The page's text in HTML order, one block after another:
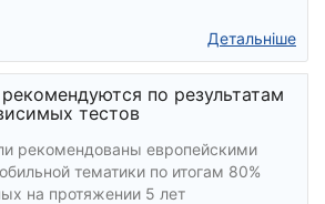
Детальніше
по результатам
тестов
рекомендованы европейскими
тематики по итогам 80%
на протяжении 5 лет